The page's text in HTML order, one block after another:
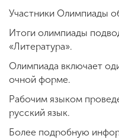
Участники Олимпиады
Итоги олимпиады
«Литература».
Олимпиада включает
очной форме.
Рабочим языком
русский язык.
Более подробную